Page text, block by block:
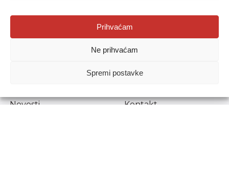
Prihvaćam
Ne prihvaćam
Spremi postavke
Agencija za odgoj i obrazovanje
Donje Svetice 38, 10000 Zagreb
1778129
Prenošenje sadržaja dopušteno je uz navođenje izvora.
Novosti
Kontakt